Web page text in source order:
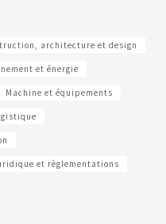
architecture et design
et énergie
Machine et équipements
et règlementations